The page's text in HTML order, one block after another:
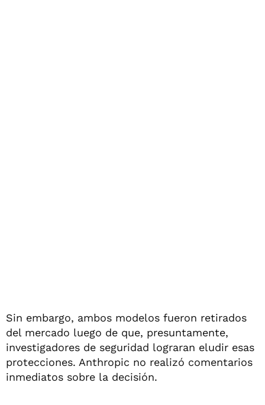
Sin embargo, ambos modelos fueron retirados
del mercado luego de que, presuntamente,
investigadores de seguridad lograran eludir esas
protecciones. Anthropic no realizó comentarios
inmediatos sobre la decisión.